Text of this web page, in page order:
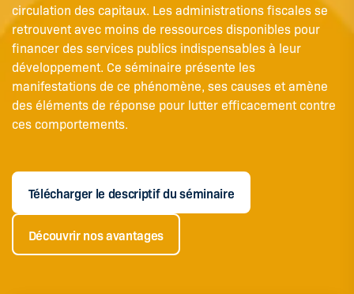
circulation des capitaux. Les administrations fiscales se
retrouvent avec moins de ressources disponibles pour
financer des services publics indispensables à leur
développement. Ce séminaire présente les
manifestations de ce phénomène, ses causes et amène
des éléments de réponse pour lutter efficacement contre
ces comportements.
Télécharger le descriptif du séminaire
Découvrir nos avantages